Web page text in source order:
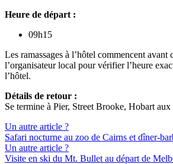
Heure de départ :
09h15
Les ramassages à l’hôtel commencent avant
l’organisateur local pour vérifier l’heure
l’hôtel.
Détails de retour :
Se termine à Pier, Street Brooke, Hobart
Un autre article ?
Safari nocturne au zoo de Cairns et dîner-
Un autre article ?
Visite en ski du Mt. Bullet au départ de